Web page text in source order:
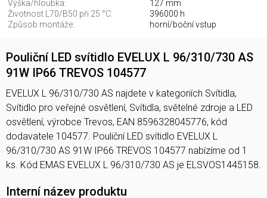
Výška/hloubka:
127 mm
Životnost L70/B50 při 25 °C:
396000 h
Způsob montáže:
horní/boční vstup
Pouliční LED svítidlo EVELUX L 96/310/730 AS
91W IP66 TREVOS 104577
EVELUX L 96/310/730 AS najdete v kategoriích Svítidla,
Svítidlo pro veřejné osvětlení, Svítidla, světelné zdroje a LED
osvětlení, výrobce Trevos, EAN 8596328045776, kód
dodavatele 104577. Pouliční LED svítidlo EVELUX L
96/310/730 AS 91W IP66 TREVOS 104577 nabízíme od 1
ks. Kód EMAS EVELUX L 96/310/730 AS je ELSVOS1445158.
Interní název produktu